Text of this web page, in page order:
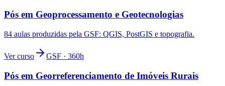
Pós em Geoprocessamento e Geotecnologias
84 aulas produzidas pela GSF: QGIS, PostGIS e topografia.
Ver curso GSF · 360h
Pós em Georreferenciamento de Imóveis Rurais